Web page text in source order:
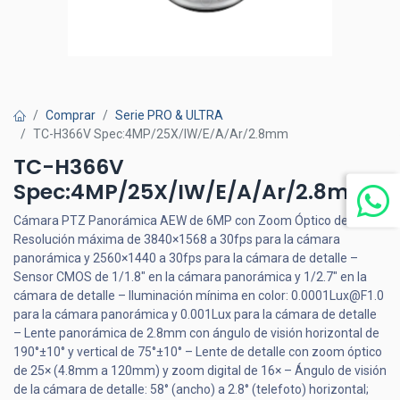
Comprar
Serie PRO & ULTRA
TC-H366V Spec:4MP/25X/IW/E/A/Ar/2.8mm
TC-H366V
Spec:4MP/25X/IW/E/A/Ar/2.8mm
Cámara PTZ Panorámica AEW de 6MP con Zoom Óptico de 25× –
Resolución máxima de 3840×1568 a 30fps para la cámara
panorámica y 2560×1440 a 30fps para la cámara de detalle –
Sensor CMOS de 1/1.8" en la cámara panorámica y 1/2.7" en la
cámara de detalle – Iluminación mínima en color: 0.0001Lux@F1.0
para la cámara panorámica y 0.001Lux para la cámara de detalle
– Lente panorámica de 2.8mm con ángulo de visión horizontal de
190°±10° y vertical de 75°±10° – Lente de detalle con zoom óptico
de 25× (4.8mm a 120mm) y zoom digital de 16× – Ángulo de visión
de la cámara de detalle: 58° (ancho) a 2.8° (telefoto) horizontal;